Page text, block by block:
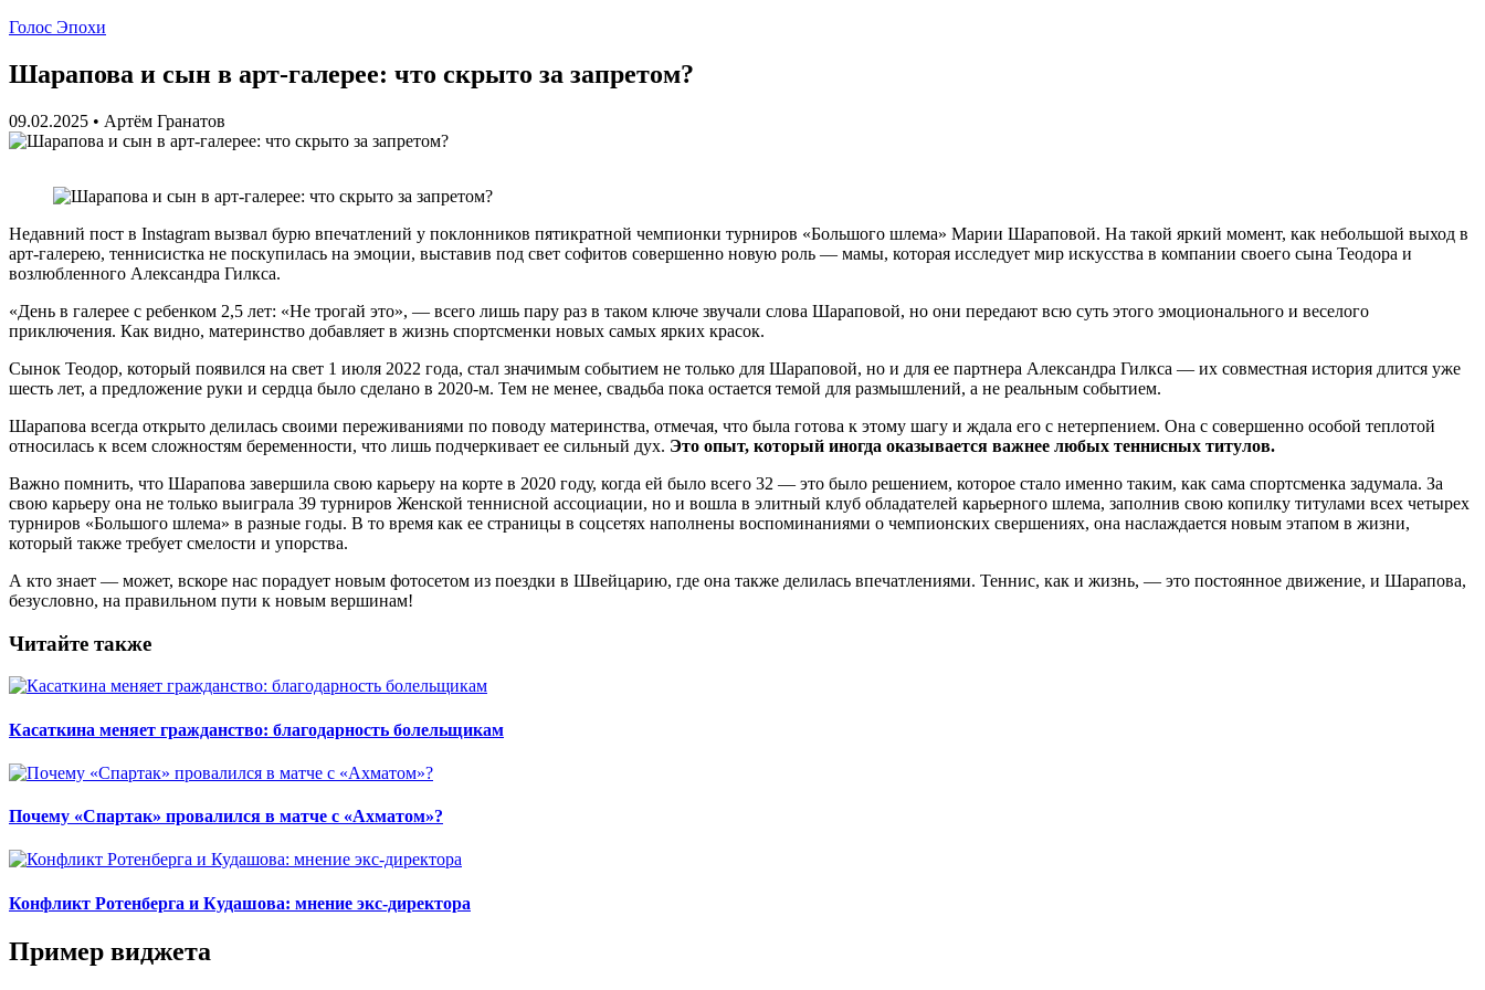
Голос Эпохи
Шарапова и сын в арт-галерее: что скрыто за запретом?
09.02.2025 • Артём Гранатов
Недавний пост в Instagram вызвал бурю впечатлений у поклонников пятикратной чемпионки турниров «Большого шлема» Марии Шараповой. На такой яркий момент, как небольшой выход в
арт-галерею, теннисистка не поскупилась на эмоции, выставив под свет софитов совершенно новую роль — мамы, которая исследует мир искусства в компании своего сына Теодора и
возлюбленного Александра Гилкса.
«День в галерее с ребенком 2,5 лет: «Не трогай это», — всего лишь пару раз в таком ключе звучали слова Шараповой, но они передают всю суть этого эмоционального и веселого
приключения. Как видно, материнство добавляет в жизнь спортсменки новых самых ярких красок.
Сынок Теодор, который появился на свет 1 июля 2022 года, стал значимым событием не только для Шараповой, но и для ее партнера Александра Гилкса — их совместная история длится уже
шесть лет, а предложение руки и сердца было сделано в 2020-м. Тем не менее, свадьба пока остается темой для размышлений, а не реальным событием.
Шарапова всегда открыто делилась своими переживаниями по поводу материнства, отмечая, что была готова к этому шагу и ждала его с нетерпением. Она с совершенно особой теплотой
относилась к всем сложностям беременности, что лишь подчеркивает ее сильный дух. Это опыт, который иногда оказывается важнее любых теннисных титулов.
Важно помнить, что Шарапова завершила свою карьеру на корте в 2020 году, когда ей было всего 32 — это было решением, которое стало именно таким, как сама спортсменка задумала. За
свою карьеру она не только выиграла 39 турниров Женской теннисной ассоциации, но и вошла в элитный клуб обладателей карьерного шлема, заполнив свою копилку титулами всех четырех
турниров «Большого шлема» в разные годы. В то время как ее страницы в соцсетях наполнены воспоминаниями о чемпионских свершениях, она наслаждается новым этапом в жизни,
который также требует смелости и упорства.
А кто знает — может, вскоре нас порадует новым фотосетом из поездки в Швейцарию, где она также делилась впечатлениями. Теннис, как и жизнь, — это постоянное движение, и Шарапова,
безусловно, на правильном пути к новым вершинам!
Читайте также
Касаткина меняет гражданство: благодарность болельщикам
Почему «Спартак» провалился в матче с «Ахматом»?
Конфликт Ротенберга и Кудашова: мнение экс-директора
Пример виджета